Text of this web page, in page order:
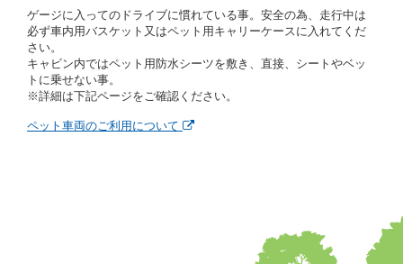
借受人は契約後の借受期間の延長はできないものとし
ます。
当社は、借受人又は運転者が前3項に従わない場合
は、貸渡契約の締結を拒絶するとともに、予約を取消
すことができるものとします。なお、この場合の予約
のとします。
有していないとき、又は運転免許証の提示をせず、
もしくは当社が求めたにもかかわらず、その運転者
ゲージに入ってのドライブに慣れている事。安全の為、走行中は
必ず車内用バスケット又はペット用キャリーケースに入れてくだ
さい。
キャビン内ではペット用防水シーツを敷き、直接、シートやベッ
トに乗せない事。
※詳細は下記ページをご確認ください。
ペット車両のご利用について